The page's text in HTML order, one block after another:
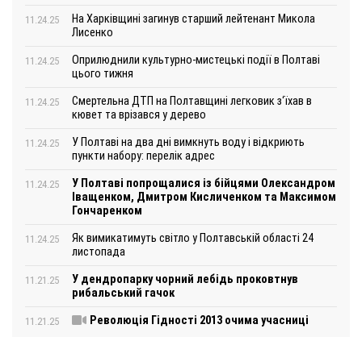
11.24.25
На Харківщині загинув старший лейтенант Микола
Лисенко
11.24.25
Оприлюднили культурно-мистецькі події в Полтаві
цього тижня
11.24.25
Смертельна ДТП на Полтавщині легковик з‘їхав в
кювет та врізався у дерево
11.24.25
У Полтаві на два дні вимкнуть воду і відкриють
пункти набору: перелік адрес
11.24.25
У Полтаві попрощалися із бійцями Олександром
Іващенком, Дмитром Кисличенком та Максимом
Гончаренком
11.24.25
Як вимикатимуть світло у Полтавській області 24
листопада
11.21.25
У дендропарку чорний лебідь проковтнув
рибальський гачок
11.21.25 Революція Гідності 2013 очима учасниці